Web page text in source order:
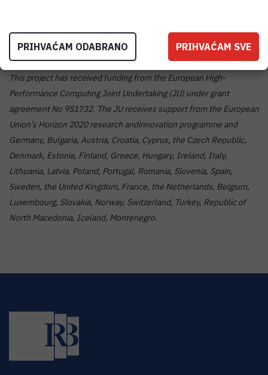
tečaj u …
Više..
This project has received funding from the European High-
Performance Computing Joint Undertaking (JU) under grant
agreement No 951732. The JU receives support from the European
Union’s Horizon 2020 research andinnovation programme and
Germany, Bulgaria, Austria, Croatia, Cyprus, the Czech Republic,
Denmark, Estonia, Finland, Greece, Hungary, Ireland, Italy,
Lithuania, Latvia, Poland, Portugal, Romania, Slovenia, Spain,
Sweden, the United Kingdom, France, the Netherlands, Belgium,
Luxembourg, Slovakia, Norway, Switzerland, Turkey, Republic of
North Macedonia, Iceland, Montenegro.
PRIHVAĆAM ODABRANO PRIHVAĆAM SVE